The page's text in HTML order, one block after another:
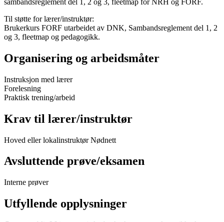
sambandsreglement del 1, 2 og 3, fleetmap for NRH og FORF.
Til støtte for lærer/instruktør:
Brukerkurs FORF utarbeidet av DNK, Sambandsreglement del 1, 2
og 3, fleetmap og pedagogikk.
Organisering og arbeidsmåter
Instruksjon med lærer
Forelesning
Praktisk trening/arbeid
Krav til lærer/instruktør
Hoved eller lokalinstruktør Nødnett
Avsluttende prøve/eksamen
Interne prøver
Utfyllende opplysninger